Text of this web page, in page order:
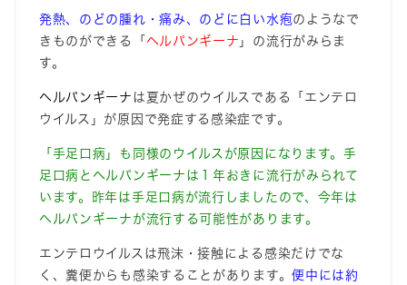
発熱、のどの腫れ・痛み、のどに白い水疱のようなで
きものができる「 ヘルパンギーナ 」の流行がみらま
す。
ヘルパンギーナ は夏かぜのウイルスである「エンテロ
ウイルス」が原因で発症する感染症です。
「手足口病」も同様のウイルスが原因になります。手
足口病とヘルパンギーナは１年おきに流行がみられて
います。昨年は手足口病が流行しましたので、今年は
ヘルパンギーナが流行する可能性があります。
エンテロウイルスは飛沫・接触による感染だけでな
く、糞便からも感染することがあります。便中には約